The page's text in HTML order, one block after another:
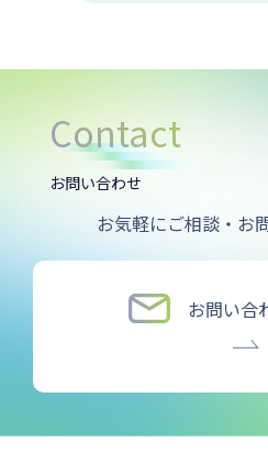
Contact
お問い合わせ
お気軽にご相談・お
お問い合